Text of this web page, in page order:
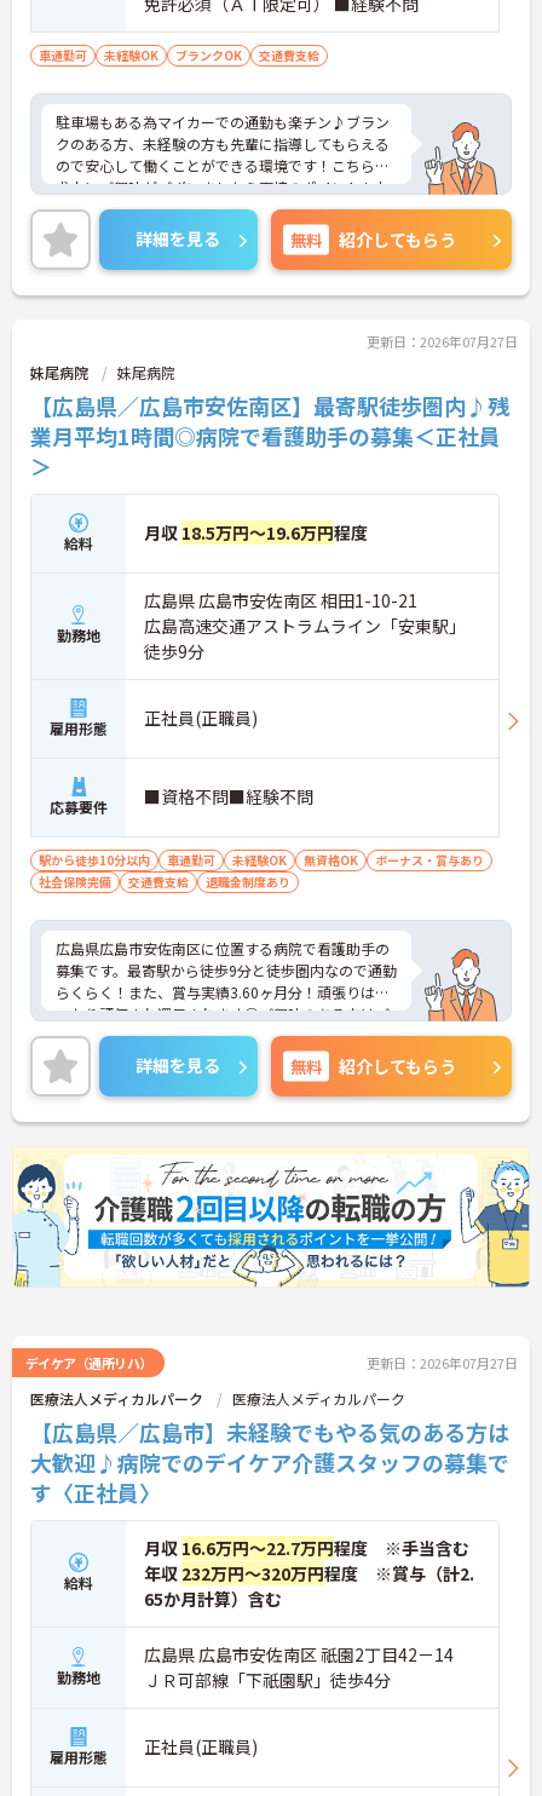
車通勤可 未経験OK ブランクOK 交通費支給
駐車場もある為マイカーでの通勤も楽チン♪ブラン
クのある方、未経験の方も先輩に指導してもらえる
ので安心して働くことができる環境です！こちらの
求人にご興味がございましたら面接のポイントもお
伝えしますので是非ご応募お待ちしております。
詳細を見る 無料 紹介してもらう
更新日：2026年07月27日
妹尾病院 妹尾病院
【広島県／広島市安佐南区】最寄駅徒歩圏内♪残
業月平均1時間◎病院で看護助手の募集＜正社員
＞
給料 月収 18.5万円～19.6万円程度
勤務地
広島県 広島市安佐南区 相田1-10-21
広島高速交通アストラムライン「安東駅」
徒歩9分
雇用形態 正社員(正職員)
応募要件 ■資格不問■経験不問
駅から徒歩10分以内 車通勤可 未経験OK 無資格OK
ボーナス・賞与あり
社会保険完備
交通費支給 退職金制度あり
広島県広島市安佐南区に位置する病院で看護助手の
募集です。最寄駅から徒歩9分と徒歩圏内なので通勤
らくらく！また、賞与実績3.60ヶ月分！頑張りはし
っかり評価され還元されます◎ご興味のある方はご
面接のポイントお伝えしますのでご気軽にお問い合
わせください。詳細を見る 無料 紹介してもらう
デイケア（通所リハ） 更新日：2026年07月27日
医療法人メディカルパーク 医療法人メディカルパーク
【広島県／広島市】未経験でもやる気のある方は
大歓迎♪病院でのデイケア介護スタッフの募集で
す〈正社員〉
給料
月収 16.6万円～22.7万円程度 ※手当含む
年収 232万円～320万円程度 ※賞与（計2.
65か月計算）含む
勤務地
広島県 広島市安佐南区 祇園2丁目42－14
ＪＲ可部線「下祇園駅」徒歩4分
雇用形態 正社員(正職員)